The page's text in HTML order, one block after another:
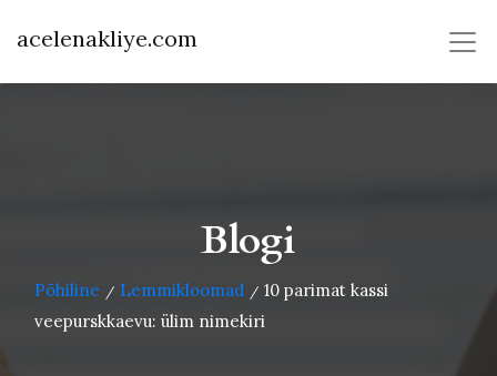
acelenakliye.com
Blogi
Põhiline / Lemmikloomad / 10 parimat kassi
veepurskkaevu: ülim nimekiri